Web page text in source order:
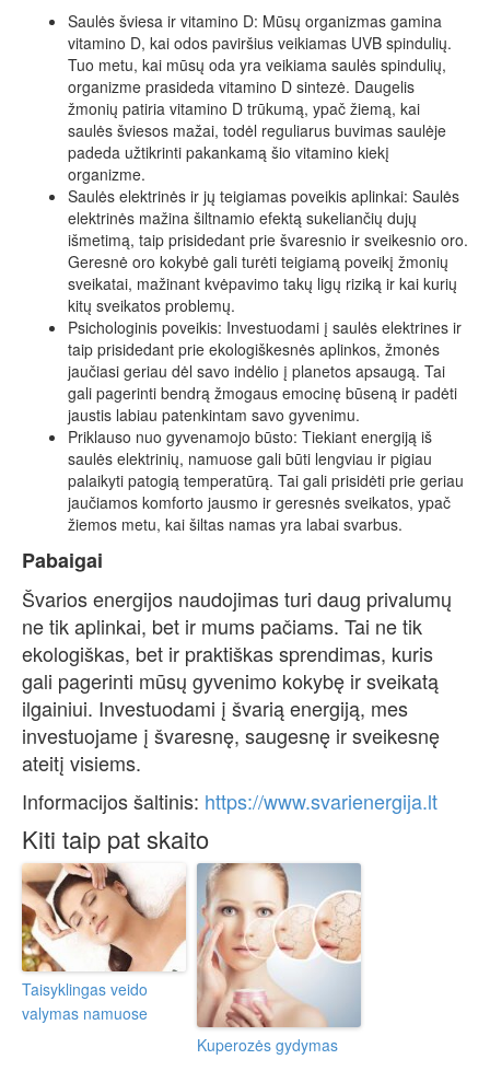
Saulės šviesa ir vitamino D: Mūsų organizmas gamina
vitamino D, kai odos paviršius veikiamas UVB spindulių.
Tuo metu, kai mūsų oda yra veikiama saulės spindulių,
organizme prasideda vitamino D sintezė. Daugelis
žmonių patiria vitamino D trūkumą, ypač žiemą, kai
saulės šviesos mažai, todėl reguliarus buvimas saulėje
padeda užtikrinti pakankamą šio vitamino kiekį
organizme.
Saulės elektrinės ir jų teigiamas poveikis aplinkai: Saulės
elektrinės mažina šiltnamio efektą sukeliančių dujų
išmetimą, taip prisidedant prie švaresnio ir sveikesnio oro.
Geresnė oro kokybė gali turėti teigiamą poveikį žmonių
sveikatai, mažinant kvėpavimo takų ligų riziką ir kai kurių
kitų sveikatos problemų.
Psichologinis poveikis: Investuodami į saulės elektrines ir
taip prisidedant prie ekologiškesnės aplinkos, žmonės
jaučiasi geriau dėl savo indėlio į planetos apsaugą. Tai
gali pagerinti bendrą žmogaus emocinę būseną ir padėti
jaustis labiau patenkintam savo gyvenimu.
Priklauso nuo gyvenamojo būsto: Tiekiant energiją iš
saulės elektrinių, namuose gali būti lengviau ir pigiau
palaikyti patogią temperatūrą. Tai gali prisidėti prie geriau
jaučiamos komforto jausmo ir geresnės sveikatos, ypač
žiemos metu, kai šiltas namas yra labai svarbus.
Pabaigai
Švarios energijos naudojimas turi daug privalumų
ne tik aplinkai, bet ir mums pačiams. Tai ne tik
ekologiškas, bet ir praktiškas sprendimas, kuris
gali pagerinti mūsų gyvenimo kokybę ir sveikatą
ilgainiui. Investuodami į švarią energiją, mes
investuojame į švaresnę, saugesnę ir sveikesnę
ateitį visiems.
Informacijos šaltinis: https://www.svarienergija.lt
Kiti taip pat skaito
Taisyklingas veido
valymas namuose
Kuperozės gydymas